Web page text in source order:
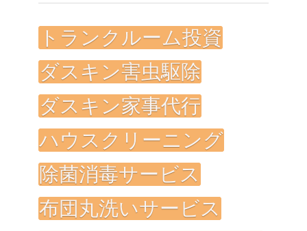
トランクルーム投資
ダスキン害虫駆除
ダスキン家事代行
ハウスクリーニング
除菌消毒サービス
布団丸洗いサービス